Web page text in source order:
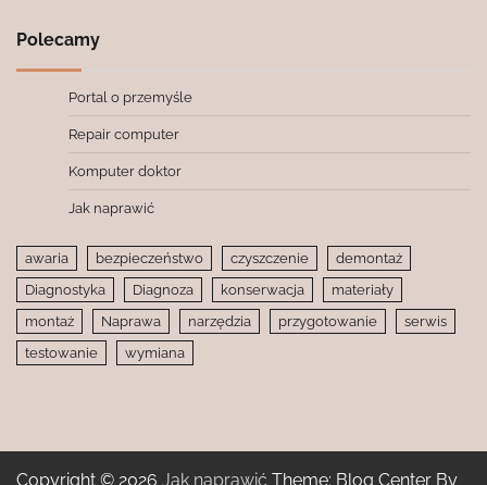
Polecamy
Portal o przemyśle
Repair computer
Komputer doktor
Jak naprawić
awaria bezpieczeństwo czyszczenie
demontaż
Diagnostyka
Diagnoza konserwacja
materiały
montaż
Naprawa narzędzia przygotowanie
serwis
testowanie
wymiana
Copyright © 2026 Jak naprawić Theme: Blog Center By